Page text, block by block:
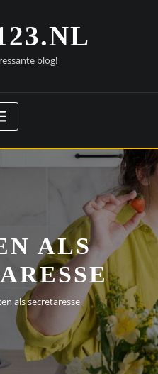
blog!
ALS
als secretaresse